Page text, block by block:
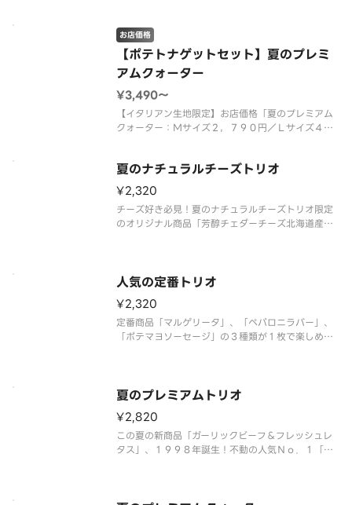
ナゲット４個入（マスタードソース）：３００円」
を組み合わせた特別なセット商品
【ポテトナゲットセット】夏のプレミ
アムクォーター
お店価格
¥3,490〜
【イタリアン生地限定】お店価格「夏のプレミアム
クォーター：Ｍサイズ２，７９０円／Ｌサイズ４，
ット４個入（マスタードソース）：３００円」を組
み合わせた特別なセット商品です
夏のナチュラルチーズトリオ
¥2,320
チーズ好き必見！夏のナチュラルチーズトリオ限定
のオリジナル商品「芳醇チェダーチーズ北海道産ス
３種類のピザが１度で楽しめる特
人気の定番トリオ
¥2,320
定番商品「マルゲリータ」、「ペパロニラバー」、
「ポテマヨソーセージ」の３種類が１枚で楽しめる
マッシュルーム・パルメザンチー
夏のプレミアムトリオ
¥2,820
この夏の新商品「ガーリックビーフ＆フレッシュレ
タス」、１９９８年誕生！不動の人気Ｎｏ．１「テ